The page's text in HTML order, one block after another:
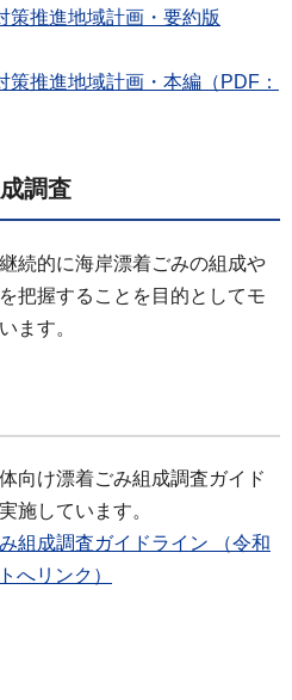
策推進地域計画・要約版
策推進地域計画・本編（PDF：
調査
続的に海岸漂着ごみの組成や
把握することを目的としてモ
ます。
向け漂着ごみ組成調査ガイド
施しています。
組成調査ガイドライン （令和
へリンク）